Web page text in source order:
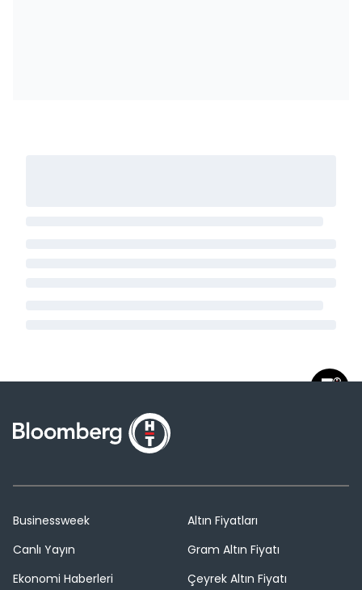
Businessweek
Canlı Yayın
Ekonomi Haberleri
Altın Fiyatları
Gram Altın Fiyatı
Çeyrek Altın Fiyatı